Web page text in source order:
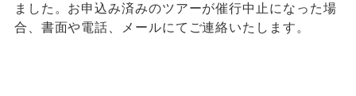
ました。お申込み済みのツアーが催行中止になった場
合、書面や電話、メールにてご連絡いたします。